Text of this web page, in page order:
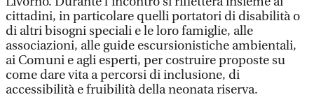
cittadini, in particolare quelli portatori di disabilità o
di altri bisogni speciali e le loro famiglie, alle
associazioni, alle guide escursionistiche ambientali,
ai Comuni e agli esperti, per costruire proposte su
come dare vita a percorsi di inclusione, di
accessibilità e fruibilità della neonata riserva.